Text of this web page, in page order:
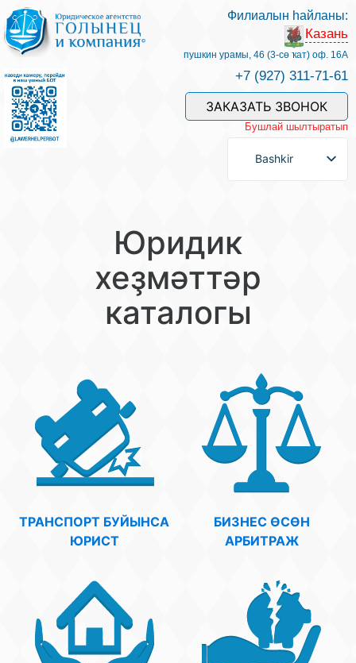
Беҙҙең белгестәр һәм хеҙмәттәр
Хеҙмәт хаҡын түләү
Һорау биреү
Файҙалы мәҡәләләр
Видео тураһында беҙ
Филиалын һайланы:
Казань
пушкин урамы, 46 (3-сө ҡат) оф. 16А
+7 (927) 311-71-61
ЗАКАЗАТЬ ЗВОНОК
Бушлай шылтыратып
Bashkir
Юридик
хеҙмәттәр
каталогы
ТРАНСПОРТ БУЙЫНСА
ЮРИСТ
БИЗНЕС ӨСӨН
АРБИТРАЖ